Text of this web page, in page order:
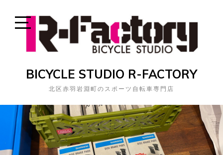
Open
Sidebar
BICYCLE STUDIO R-FACTORY
北区赤羽岩淵町のスポーツ自転車専門店